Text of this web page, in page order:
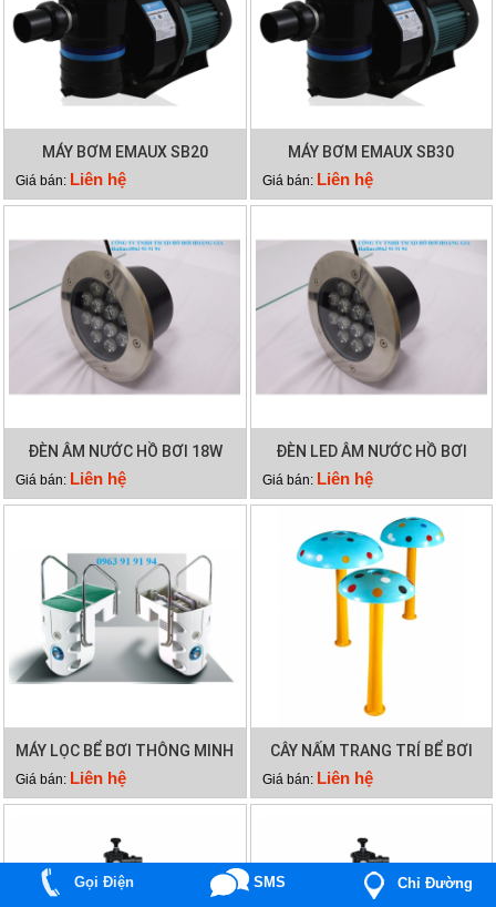
MÁY BƠM EMAUX SB20
Giá bán: Liên hệ
MÁY BƠM EMAUX SB30
Giá bán: Liên hệ
ĐÈN ÂM NƯỚC HỒ BƠI 18W
Giá bán: Liên hệ
ĐÈN LED ÂM NƯỚC HỒ BƠI
12W
Giá bán: Liên hệ
MÁY LỌC BỂ BƠI THÔNG MINH
PK 8026
Giá bán: Liên hệ
CÂY NẤM TRANG TRÍ BỂ BƠI
Giá bán: Liên hệ
Gọi Điện SMS Chỉ Đường